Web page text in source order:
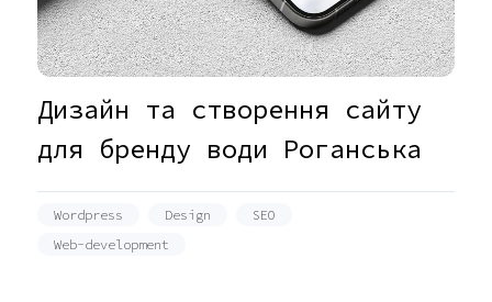
Дизайн та створення сайту
для бренду води Роганська
Wordpress Design
SEO
Web-development